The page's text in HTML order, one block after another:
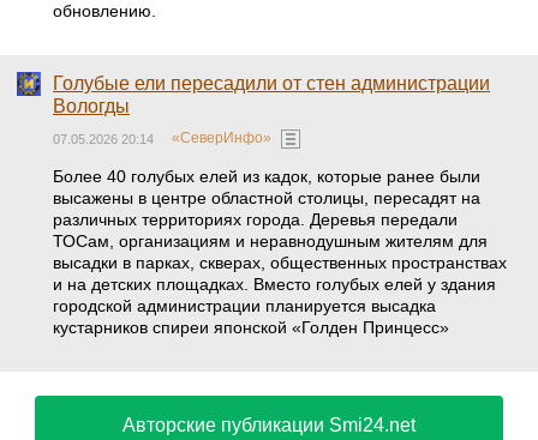
обновлению.
Голубые ели пересадили от стен администрации
Вологды
07.05.2026 20:14 «СеверИнфо»
Более 40 голубых елей из кадок, которые ранее были
высажены в центре областной столицы, пересадят на
различных территориях города. Деревья передали
ТОСам, организациям и неравнодушным жителям для
высадки в парках, скверах, общественных пространствах
и на детских площадках. Вместо голубых елей у здания
городской администрации планируется высадка
кустарников спиреи японской «Голден Принцесс»
Авторские публикации Smi24.net